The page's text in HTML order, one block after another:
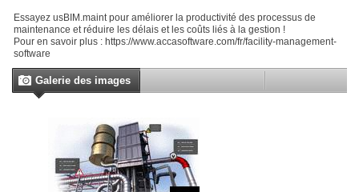
Essayez usBIM.maint pour améliorer la productivité des processus de
maintenance et réduire les délais et les coûts liés à la gestion !
Pour en savoir plus : https://www.accasoftware.com/fr/facility-management-
software
Galerie des images